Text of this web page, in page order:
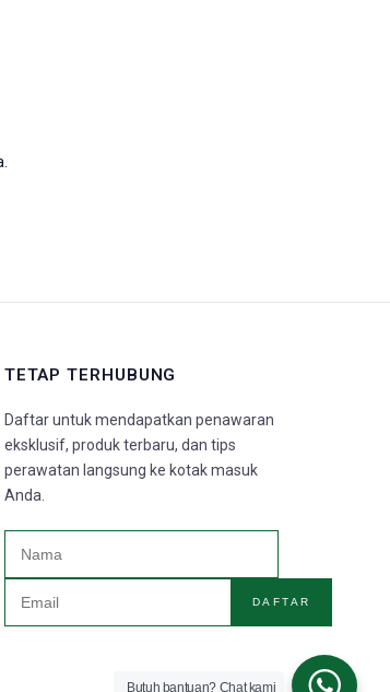
TETAP TERHUBUNG
Daftar untuk mendapatkan penawaran
eksklusif, produk terbaru, dan tips
perawatan langsung ke kotak masuk
Anda.
DAFTAR
Butuh bantuan? Chat kami